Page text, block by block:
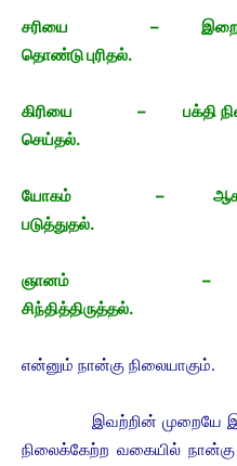
சரியை –
தொண்டு புரிதல்.
கிரியை – பக்தி
செய்தல்.
யோகம் – ஆசனங்கள்
படுத்துதல்.
ஞானம் –
சிந்தித்திருத்தல்.
என்னும் நான்கு நிலையாகும்.
இவற்றின் முறையே
நிலைக்கேற்ற வகையில்